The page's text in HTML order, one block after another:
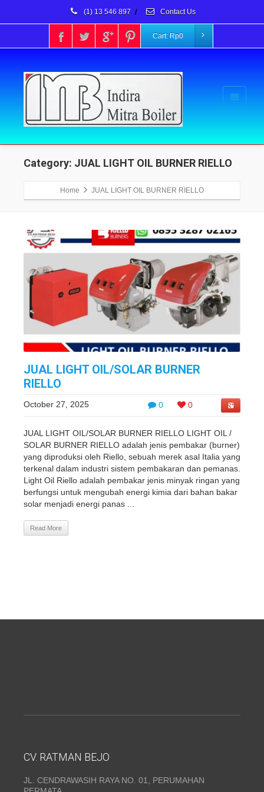
(1) 13 546 897 / Contact Us
Cart: Rp0
Category: JUAL LIGHT OIL BURNER RIELLO
Home JUAL LIGHT OIL BURNER RIELLO
JUAL LIGHT OIL/SOLAR BURNER
RIELLO
0 0
October 27, 2025
JUAL LIGHT OIL/SOLAR BURNER RIELLO LIGHT OIL /
SOLAR BURNER RIELLO adalah jenis pembakar (burner)
yang diproduksi oleh Riello, sebuah merek asal Italia yang
terkenal dalam industri sistem pembakaran dan pemanas.
Light Oil Riello adalah pembakar jenis minyak ringan yang
berfungsi untuk mengubah energi kimia dari bahan bakar
solar menjadi energi panas ...
Read More
CV. RATMAN BEJO
JL. CENDRAWASIH RAYA NO. 01, PERUMAHAN